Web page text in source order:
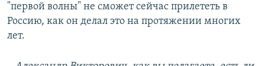
"первой волны" не сможет сейчас прилететь в
Россию, как он делал это на протяжении многих
лет.